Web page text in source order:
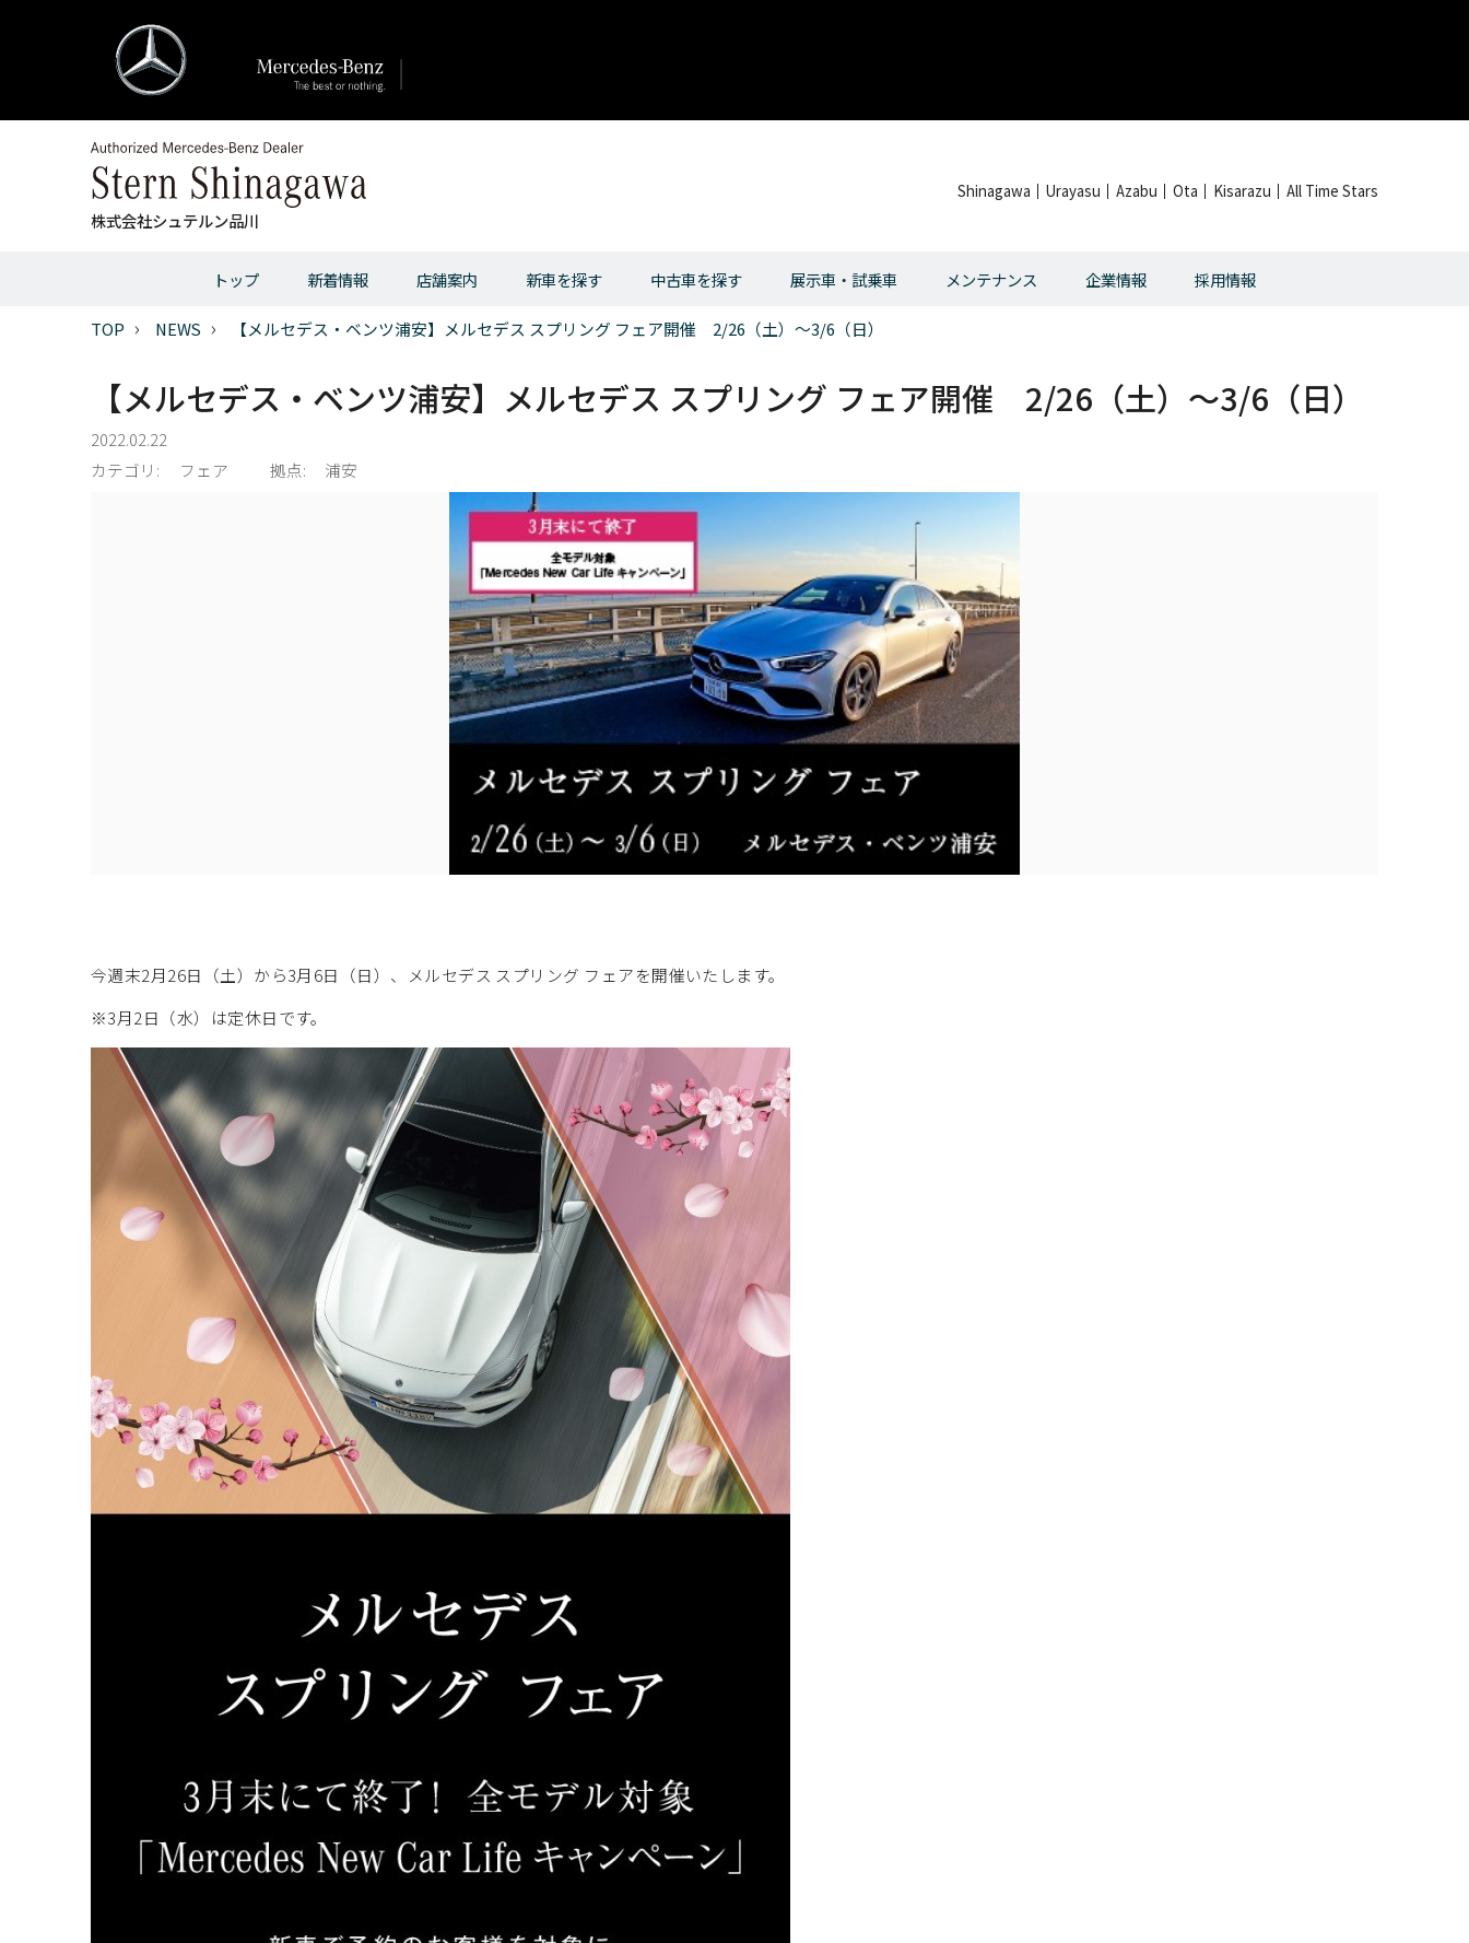
株式会社シュテルン品川
Shinagawa Urayasu Azabu Ota Kisarazu All Time Stars
トップ 新着情報 店舗案内 新車を探す 中古車を探す 展示車・試乗車 メンテナンス 企業情報 採用情報
TOP NEWS 【メルセデス・ベンツ浦安】メルセデス スプリング フェア開催 2/26（土）～3/6（日）
【メルセデス・ベンツ浦安】メルセデス スプリング フェア開催 2/26（土）～3/6（日）
2022.02.22
カテゴリ:
フェア 拠点: 浦安
今週末2月26日（土）から3月6日（日）、メルセデス スプリング フェアを開催いたします。
※3月2日（水）は定休日です。